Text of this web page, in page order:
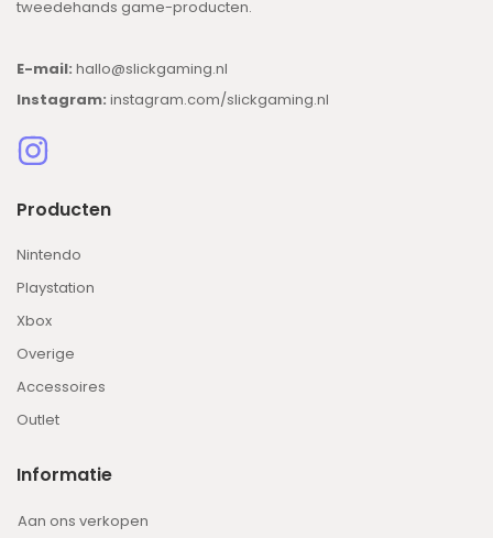
tweedehands game-producten.
E-mail: hallo@slickgaming.nl
Instagram: instagram.com/slickgaming.nl
Producten
Nintendo
Playstation
Xbox
Overige
Accessoires
Outlet
Informatie
Aan ons verkopen